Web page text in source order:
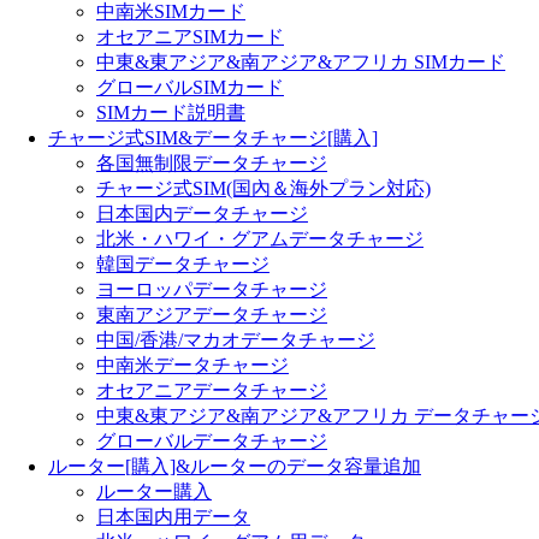
中南米SIMカード
オセアニアSIMカード
中東&東アジア&南アジア&アフリカ SIMカード
グローバルSIMカード
SIMカード説明書
チャージ式SIM&データチャージ[購入]
各国無制限データチャージ
チャージ式SIM(国內＆海外プラン対応)
日本国内データチャージ
北米・ハワイ・グアムデータチャージ
韓国データチャージ
ヨーロッパデータチャージ
東南アジアデータチャージ
中国/香港/マカオデータチャージ
中南米データチャージ
オセアニアデータチャージ
中東&東アジア&南アジア&アフリカ データチャー
グローバルデータチャージ
ルーター[購入]&ルーターのデータ容量追加
ルーター購入
日本国内用データ